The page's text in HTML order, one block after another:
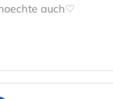
auch♡